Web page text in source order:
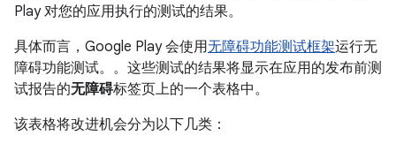
Play 对您的应用执行的测试的结果。
具体而言，Google Play 会使用无障碍功能测试框架运行无
障碍功能测试。。这些测试的结果将显示在应用的发布前测
试报告的无障碍标签页上的一个表格中。
该表格将改进机会分为以下几类：